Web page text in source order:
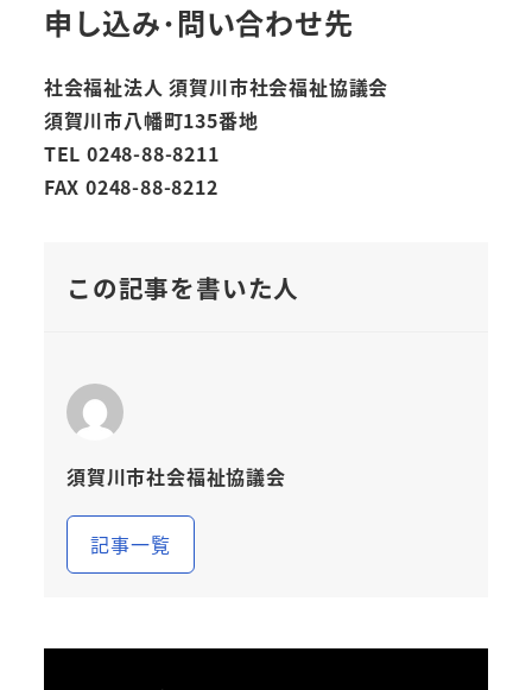
申し込み･問い合わせ先
社会福祉法人 須賀川市社会福祉協議会
須賀川市八幡町135番地
TEL 0248-88-8211
FAX 0248-88-8212
この記事を書いた人
須賀川市社会福祉協議会
記事一覧